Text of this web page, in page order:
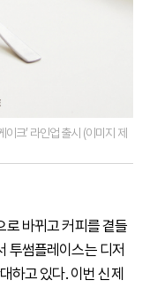
크’ 라인업 출시 (이미지 제
로 바뀌고 커피를 곁들
투썸플레이스는 디저
하고 있다. 이번 신제